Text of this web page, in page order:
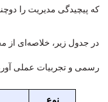
که پیچیدگی مدیریت را
در جدول زیر، خلاصه‌ای
رسمی و تجربیات عملی
نوع